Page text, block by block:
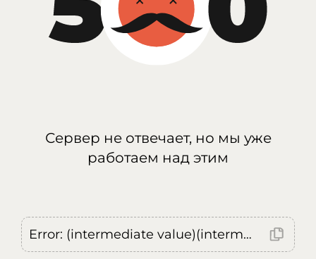
Сервер не отвечает, но мы уже
работаем над этим
Error: (intermediate value)(intermediate value)(intermediate value).replaceAll is not a function